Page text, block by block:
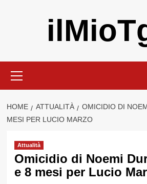
principale
HOME ATTUALITÀ
OMICIDIO DI
MESI PER LUCIO MARZO
Attualità
Omicidio di Noemi
e 8 mesi per Lucio